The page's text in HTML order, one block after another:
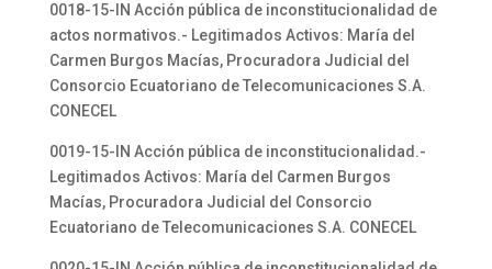
0018-15-IN Acción pública de inconstitucionalidad de
actos normativos.- Legitimados Activos: María del
Carmen Burgos Macías, Procuradora Judicial del
Consorcio Ecuatoriano de Telecomunicaciones S.A.
CONECEL
0019-15-IN Acción pública de inconstitucionalidad.-
Legitimados Activos: María del Carmen Burgos
Macías, Procuradora Judicial del Consorcio
Ecuatoriano de Telecomunicaciones S.A. CONECEL